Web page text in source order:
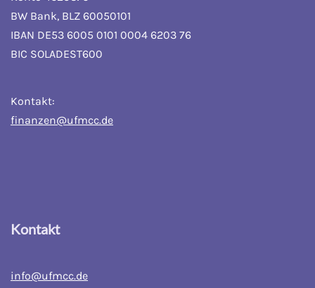
BW Bank, BLZ 60050101
IBAN DE53 6005 0101 0004 6203 76
BIC SOLADEST600
Kontakt:
finanzen@ufmcc.de
Kontakt
info@ufmcc.de